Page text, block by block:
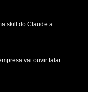
skill do Claude a
vai ouvir falar